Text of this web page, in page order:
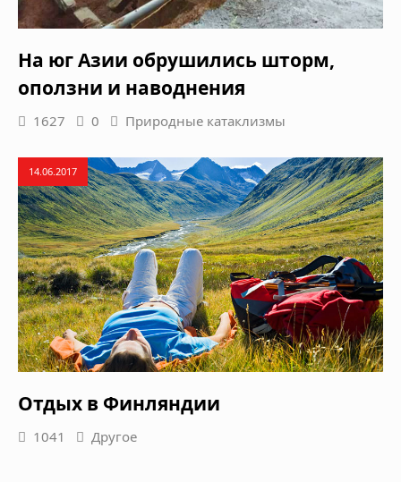
На юг Азии обрушились шторм,
оползни и наводнения
1627 0 Природные катаклизмы
14.06.2017
Отдых в Финляндии
1041 Другое